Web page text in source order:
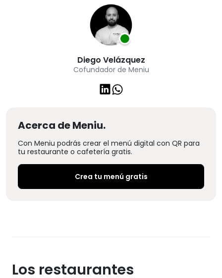
Diego Velázquez
Cofundador de Meniu
Acerca de Meniu.
Con Meniu podrás crear el menú digital con QR para
tu restaurante o cafetería gratis.
Crea tu menú gratis
Los restaurantes